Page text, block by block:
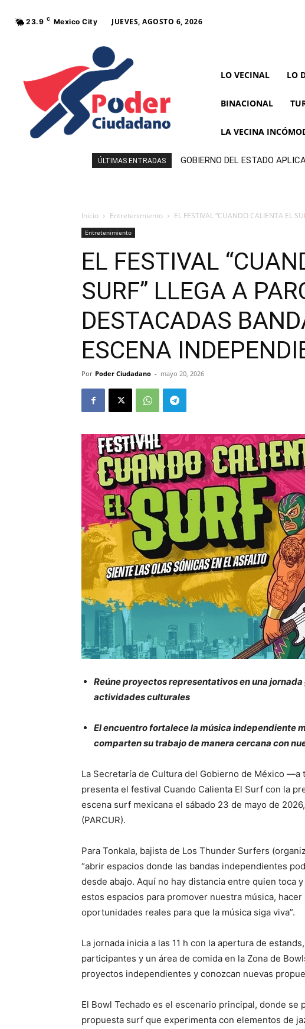
23.9 C Mexico City JUEVES, AGOSTO 6, 2026
LO VECINAL LO
BINACIONAL
LA VECINA
ÚLTIMAS ENTRADAS GOBIERNO DEL ESTADO
Inicio Entretenimiento EL FESTIVAL “CUANDO CALIENTA EL
Entretenimiento
EL FESTIVAL
SURF” LLEGA A
DESTACADAS
ESCENA
Por Poder Ciudadano - mayo 20, 2026
Reúne proyectos representativos en una
actividades culturales
El encuentro fortalece la música independiente
comparten su trabajo de manera cercana con
La Secretaría de Cultura del Gobierno de México
presenta el festival Cuando Calienta El Surf con la
escena surf mexicana el sábado 23 de mayo de
(PARCUR).
Para Tonkala, bajista de Los Thunder Surfers
“abrir espacios donde las bandas independientes
desde abajo. Aquí no hay distancia entre quien toca
estos espacios para promover nuestra música,
oportunidades reales para que la música siga viva”.
La jornada inicia a las 11 h con la apertura de
participantes y un área de comida en la Zona de
proyectos independientes y conozcan nuevas
El Bowl Techado es el escenario principal, donde se
propuesta surf que experimenta con elementos de